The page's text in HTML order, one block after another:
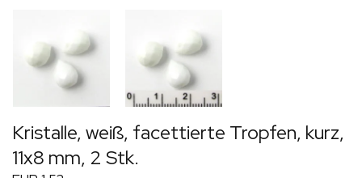
Kristalle, weiß, facettierte Tropfen, kurz,
11x8 mm, 2 Stk.